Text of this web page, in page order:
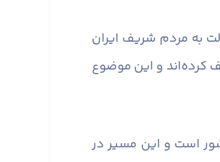
گزارش خدمات دولت به مردم شریف ایران
کرده‌اند و این موضوع
است و این مسیر در